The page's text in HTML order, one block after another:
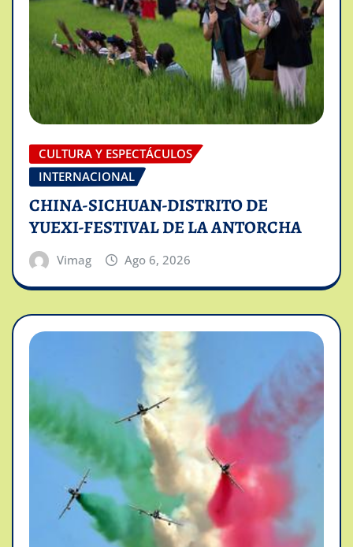
CULTURA Y ESPECTÁCULOS
INTERNACIONAL
CHINA-SICHUAN-DISTRITO DE
YUEXI-FESTIVAL DE LA ANTORCHA
Vimag Ago 6, 2026